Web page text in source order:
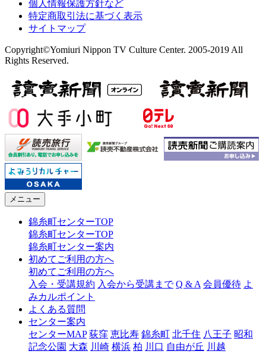
個人情報保護方針など
特定商取引法に基づく表示
サイトマップ
Copyright©Yomiuri Nippon TV Culture Center. 2005-2019 All
Rights Reserved.
メニュー
錦糸町センターTOP
錦糸町センターTOP
錦糸町センター案内
初めてご利用の方へ
初めてご利用の方へ
入会・受講規約 入会から受講まで Q & A 会員優待 よ
みカルポイント
よくある質問
センター案内
センターMAP 荻窪 恵比寿 錦糸町 北千住 八王子 昭和
記念公園 大森 川崎 横浜 柏 川口 自由が丘 川越